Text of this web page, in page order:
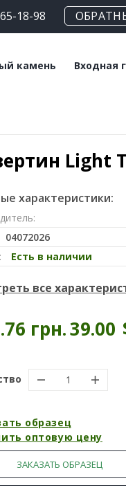
18-98
камень Входная
Light
характеристики:
04072026
Есть в наличии
все
грн.39.00
образец
оптовую цену
ЗАКАЗАТЬ ОБРАЗЕЦ